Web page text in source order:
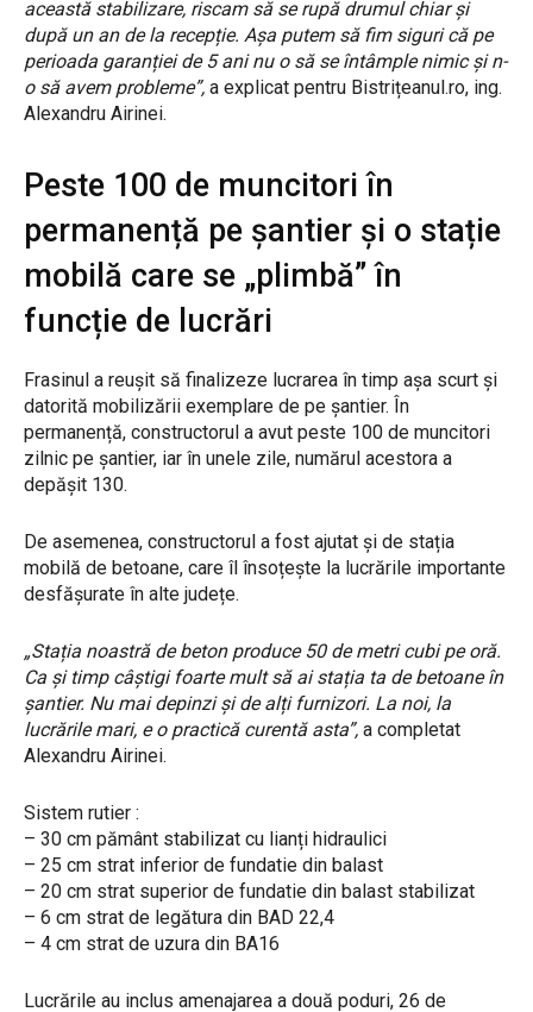
această stabilizare, riscam să se rupă drumul chiar și
după un an de la recepție. Așa putem să fim siguri că pe
perioada garanției de 5 ani nu o să se întâmple nimic și n-
o să avem probleme”, a explicat pentru Bistrițeanul.ro, ing.
Alexandru Airinei.
Peste 100 de muncitori în
permanență pe șantier și o stație
mobilă care se „plimbă” în
funcție de lucrări
Frasinul a reușit să finalizeze lucrarea în timp așa scurt și
datorită mobilizării exemplare de pe șantier. În
permanență, constructorul a avut peste 100 de muncitori
zilnic pe șantier, iar în unele zile, numărul acestora a
depășit 130.
De asemenea, constructorul a fost ajutat și de stația
mobilă de betoane, care îl însoțește la lucrările importante
desfășurate în alte județe.
„Stația noastră de beton produce 50 de metri cubi pe oră.
Ca și timp câștigi foarte mult să ai stația ta de betoane în
șantier. Nu mai depinzi și de alți furnizori. La noi, la
lucrările mari, e o practică curentă asta”, a completat
Alexandru Airinei.
Sistem rutier :
– 30 cm pământ stabilizat cu lianți hidraulici
– 25 cm strat inferior de fundatie din balast
– 20 cm strat superior de fundatie din balast stabilizat
– 6 cm strat de legătura din BAD 22,4
– 4 cm strat de uzura din BA16
Lucrările au inclus amenajarea a două poduri, 26 de